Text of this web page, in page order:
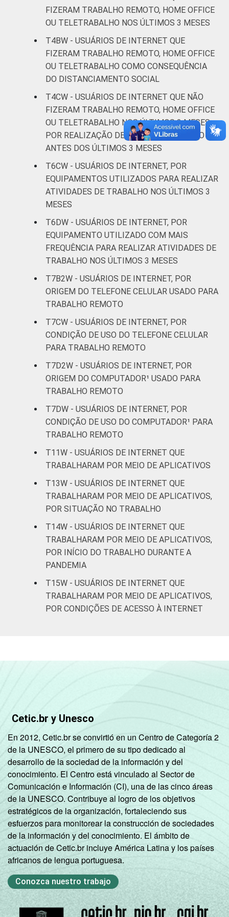
CLASSE
SOCIAL
AB 62 38
C 32 68 0
DE 14
Fonte: CGI.br/NIC.br, Centro Regional de
Estudos para o Desenvolvimento da
Sociedade da Informação (Cetic.br),
Pesquisa on-line com usuários de Internet no
Brasil - Painel TIC COVID-19 - Edição 4.
FIZERAM TRABALHO REMOTO, HOME OFFICE
OU TELETRABALHO NOS ÚLTIMOS 3 MESES
T4BW - USUÁRIOS DE INTERNET QUE
FIZERAM TRABALHO REMOTO, HOME OFFICE
OU TELETRABALHO COMO CONSEQUÊNCIA
DO DISTANCIAMENTO SOCIAL
T4CW - USUÁRIOS DE INTERNET QUE NÃO
FIZERAM TRABALHO REMOTO, HOME OFFICE
OU TELETRABALHO NOS ÚLTIMOS 3 MESES,
POR REALIZAÇÃO DE TRABALHO REMOTO
ANTES DOS ÚLTIMOS 3 MESES
T6CW - USUÁRIOS DE INTERNET, POR
EQUIPAMENTOS UTILIZADOS PARA REALIZAR
ATIVIDADES DE TRABALHO NOS ÚLTIMOS 3
MESES
T6DW - USUÁRIOS DE INTERNET, POR
EQUIPAMENTO UTILIZADO COM MAIS
FREQUÊNCIA PARA REALIZAR ATIVIDADES DE
TRABALHO NOS ÚLTIMOS 3 MESES
T7B2W - USUÁRIOS DE INTERNET, POR
ORIGEM DO TELEFONE CELULAR USADO PARA
TRABALHO REMOTO
T7CW - USUÁRIOS DE INTERNET, POR
CONDIÇÃO DE USO DO TELEFONE CELULAR
PARA TRABALHO REMOTO
T7D2W - USUÁRIOS DE INTERNET, POR
ORIGEM DO COMPUTADOR¹ USADO PARA
TRABALHO REMOTO
T7DW - USUÁRIOS DE INTERNET, POR
CONDIÇÃO DE USO DO COMPUTADOR¹ PARA
TRABALHO REMOTO
T11W - USUÁRIOS DE INTERNET QUE
TRABALHARAM POR MEIO DE APLICATIVOS
T13W - USUÁRIOS DE INTERNET QUE
TRABALHARAM POR MEIO DE APLICATIVOS,
POR SITUAÇÃO NO TRABALHO
T14W - USUÁRIOS DE INTERNET QUE
TRABALHARAM POR MEIO DE APLICATIVOS,
POR INÍCIO DO TRABALHO DURANTE A
PANDEMIA
T15W - USUÁRIOS DE INTERNET QUE
TRABALHARAM POR MEIO DE APLICATIVOS,
POR CONDIÇÕES DE ACESSO À INTERNET
Cetic.br y Unesco
En 2012, Cetic.br se convirtió en un Centro de Categoría 2
de la UNESCO, el primero de su tipo dedicado al
desarrollo de la sociedad de la información y del
conocimiento. El Centro está vinculado al Sector de
Comunicación e Información (CI), una de las cinco áreas
de la UNESCO. Contribuye al logro de los objetivos
estratégicos de la organización, fortaleciendo sus
esfuerzos para monitorear la construcción de sociedades
de la información y del conocimiento. El ámbito de
actuación de Cetic.br incluye América Latina y los países
africanos de lengua portuguesa.
Conozca nuestro trabajo